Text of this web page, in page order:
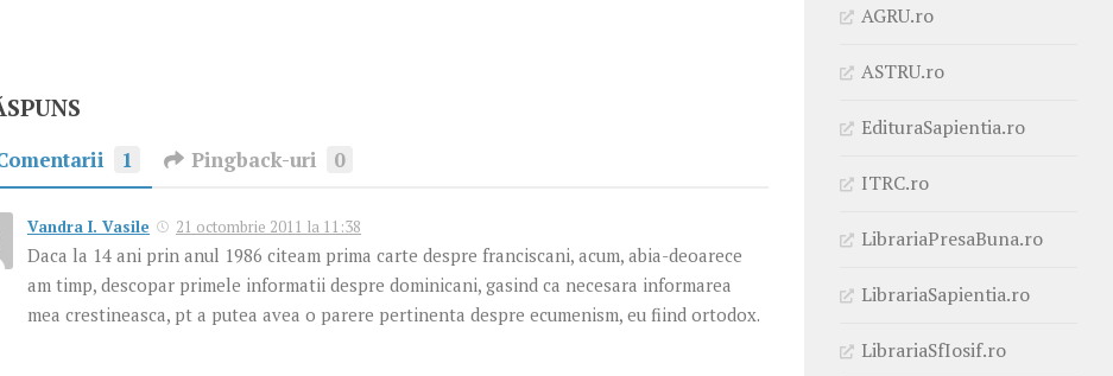
1 Pingback-uri 0
Vandra I. Vasile 21 octombrie 2011 la 11:38
Daca la 14 ani prin anul 1986 citeam prima carte despre franciscani, acum, abia-deoarece
am timp, descopar primele informatii despre dominicani, gasind ca necesara informarea
mea crestineasca, pt a putea avea o parere pertinenta despre ecumenism, eu fiind ortodox.
AGRU.ro
ASTRU.ro
EdituraSapientia.ro
ITRC.ro
LibrariaPresaBuna.ro
LibrariaSapientia.ro
LibrariaSfIosif.ro